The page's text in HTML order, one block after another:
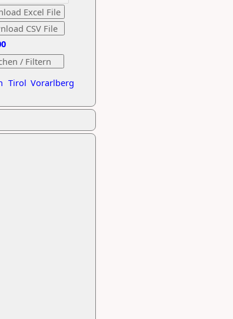
Tirol Vorarlberg